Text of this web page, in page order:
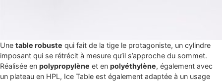
Une table robuste qui fait de la tige le protagoniste, un cylindre
imposant qui se rétrécit à mesure qu’il s’approche du sommet.
Réalisée en polypropylène et en polyéthylène, également avec
un plateau en HPL, Ice Table est également adaptée à un usage